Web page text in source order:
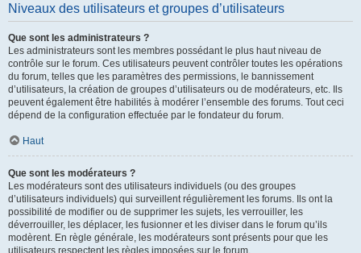
Niveaux des utilisateurs et groupes d’utilisateurs
Que sont les administrateurs ?
Les administrateurs sont les membres possédant le plus haut niveau de
contrôle sur le forum. Ces utilisateurs peuvent contrôler toutes les opérations
du forum, telles que les paramètres des permissions, le bannissement
d’utilisateurs, la création de groupes d’utilisateurs ou de modérateurs, etc. Ils
peuvent également être habilités à modérer l’ensemble des forums. Tout ceci
dépend de la configuration effectuée par le fondateur du forum.
Haut
Que sont les modérateurs ?
Les modérateurs sont des utilisateurs individuels (ou des groupes
d’utilisateurs individuels) qui surveillent régulièrement les forums. Ils ont la
possibilité de modifier ou de supprimer les sujets, les verrouiller, les
déverrouiller, les déplacer, les fusionner et les diviser dans le forum qu’ils
modèrent. En règle générale, les modérateurs sont présents pour que les
utilisateurs respectent les règles imposées sur le forum.